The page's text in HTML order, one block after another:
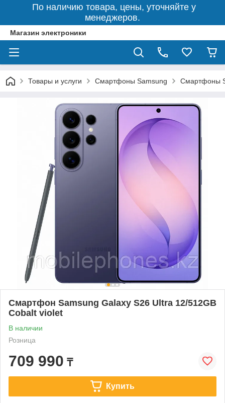
По наличию товара, цены, уточняйте у
менеджеров.
Магазин электроники
Товары и услуги Смартфоны Samsung Смартфоны
Смартфон Samsung Galaxy S26 Ultra 12/512GB
Cobalt violet
В наличии
Розница
709 990 ₸
Купить